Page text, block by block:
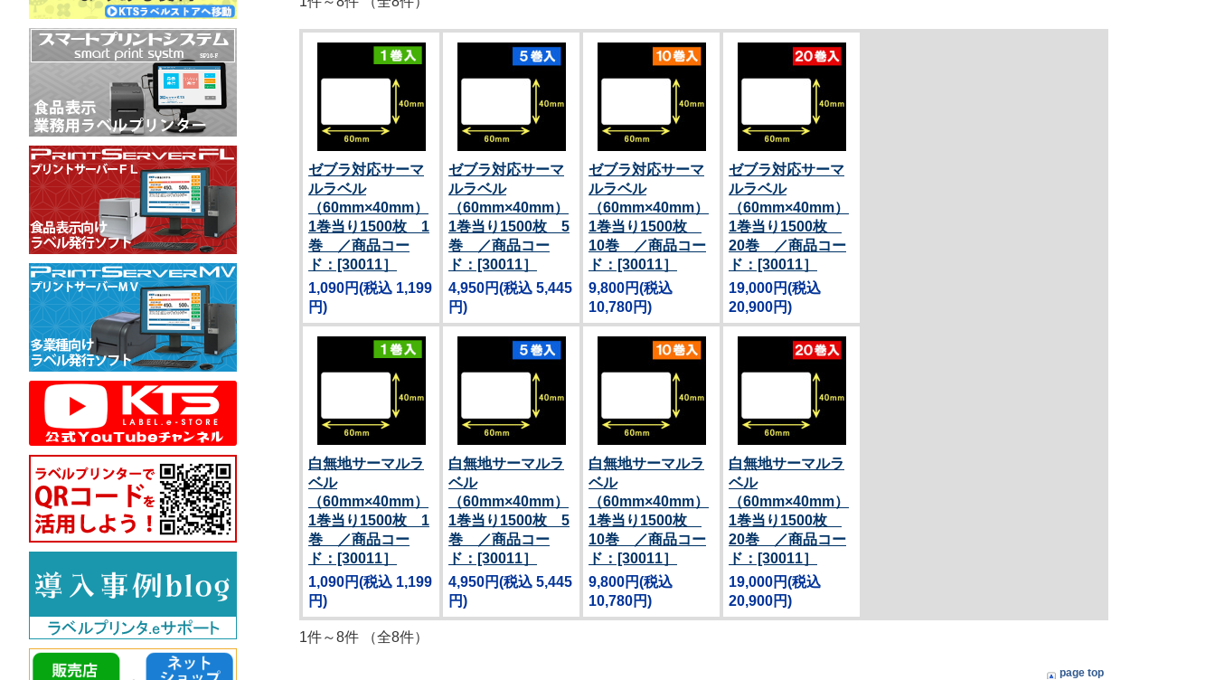
ゼブラ対応サーマ
ルラベル
（60mm×40mm）
1巻当り1500枚 1
巻 ／商品コー
ド：[30011］
1,090円(税込 1,199
円)
ゼブラ対応サーマ
ルラベル
（60mm×40mm）
1巻当り1500枚 5
巻 ／商品コー
ド：[30011］
4,950円(税込 5,445
円)
ゼブラ対応サーマ
ルラベル
（60mm×40mm）
1巻当り1500枚
10巻 ／商品コー
ド：[30011］
9,800円(税込
10,780円)
ゼブラ対応サーマ
ルラベル
（60mm×40mm）
1巻当り1500枚
20巻 ／商品コー
ド：[30011］
19,000円(税込
20,900円)
白無地サーマルラ
ベル
（60mm×40mm）
1巻当り1500枚 1
巻 ／商品コー
ド：[30011］
1,090円(税込 1,199
円)
白無地サーマルラ
ベル
（60mm×40mm）
1巻当り1500枚 5
巻 ／商品コー
ド：[30011］
4,950円(税込 5,445
円)
白無地サーマルラ
ベル
（60mm×40mm）
1巻当り1500枚
10巻 ／商品コー
ド：[30011］
9,800円(税込
10,780円)
白無地サーマルラ
ベル
（60mm×40mm）
1巻当り1500枚
20巻 ／商品コー
ド：[30011］
19,000円(税込
20,900円)
1件～8件 （全8件）
page top